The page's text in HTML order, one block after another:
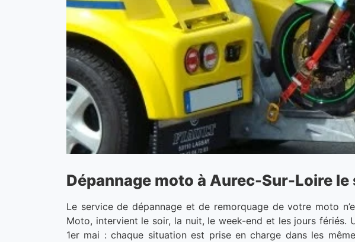
Dépannage moto à Aurec-Sur-Loire
Le service de dépannage et de remorquage de votre moto
Moto, intervient le soir, la nuit, le week-end et les jours fériés.
1er mai : chaque situation est prise en charge dans les